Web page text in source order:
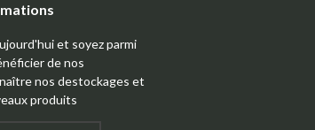
et soyez parmi
de nos
nos destockages et
produits